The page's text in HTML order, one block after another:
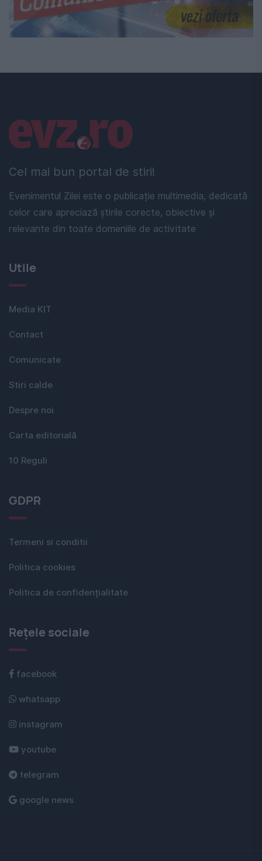
Cel mai bun portal de stiri!
Evenimentul Zilei este o publicație multimedia, dedicată
celor care apreciază știrile corecte, obiective și
relevante din toate domeniile de activitate
Linkuri utile
Utile
Media KIT
Contact
Comunicate
Stiri calde
Despre noi
Carta editorială
10 Reguli
GDPR
Termeni si conditii
Politica cookies
Politica de confidențialitate
Rețele sociale
facebook
whatsapp
instagram
youtube
telegram
google news